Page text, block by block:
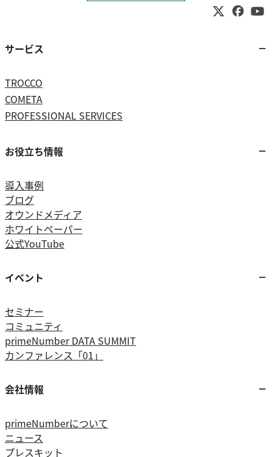
サービス
TROCCO
COMETA
PROFESSIONAL SERVICES
お役立ち情報
導入事例
ブログ
オウンドメディア
ホワイトペーパー
公式YouTube
イベント
セミナー
コミュニティ
primeNumber DATA SUMMIT
カンファレンス「01」
会社情報
primeNumberについて
ニュース
プレスキット